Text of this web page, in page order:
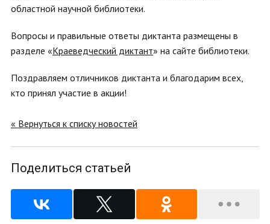
областной научной библиотеки.
Вопросы и правильные ответы диктанта размещены в
разделе «Краеведческий диктант» на сайте библиотеки.
Поздравляем отличников диктанта и благодарим всех,
кто принял участие в акции!
« Вернуться к списку новостей
Поделиться статьей